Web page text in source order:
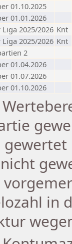
01.10.2025
01.01.2026
2025/2026 Knt
2025/2026 Knt
2
01.04.2026
01.07.2026
01.10.2026
in